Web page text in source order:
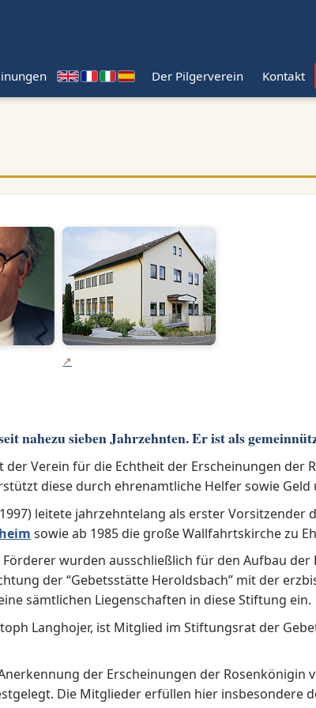
Der Pilgerverein Kontakt
nahezu sieben Jahrzehnten. Er ist als
Verein für die Echtheit der Erscheinungen der
diese durch ehrenamtliche Helfer sowie Geld
leitete jahrzehntelang als erster Vorsitzender
sowie ab 1985 die große Wallfahrtskirche zu
wurden ausschließlich für den Aufbau der
der “Gebetsstätte Heroldsbach” mit der
sämtlichen Liegenschaften in diese Stiftung ein.
Langhojer, ist Mitglied im Stiftungsrat der
der Erscheinungen der Rosenkönigin
Die Mitglieder erfüllen hier insbesondere